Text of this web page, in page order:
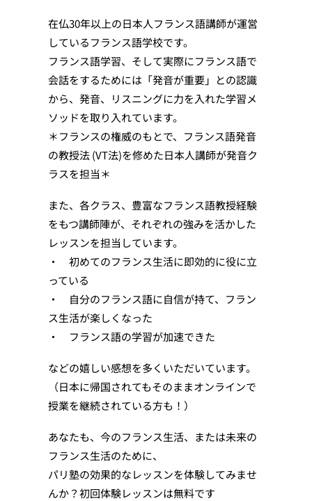
在仏30年以上の日本人フランス語講師が運営
しているフランス語学校です。
フランス語学習、そして実際にフランス語で
会話をするためには「発音が重要」との認識
から、発音、リスニングに力を入れた学習メ
ソッドを取り入れています。
＊フランスの権威のもとで、フランス語発音
の教授法 (VT法)を修めた日本人講師が発音ク
ラスを担当＊
また、各クラス、豊富なフランス語教授経験
をもつ講師陣が、それぞれの強みを活かした
レッスンを担当しています。
・ 初めてのフランス生活に即効的に役に立
っている
・ 自分のフランス語に自信が持て、フラン
ス生活が楽しくなった
・ フランス語の学習が加速できた
などの嬉しい感想を多くいただいています。
（日本に帰国されてもそのままオンラインで
授業を継続されている方も！）
あなたも、今のフランス生活、または未来の
フランス生活のために、
パリ塾の効果的なレッスンを体験してみませ
んか？初回体験レッスンは無料です